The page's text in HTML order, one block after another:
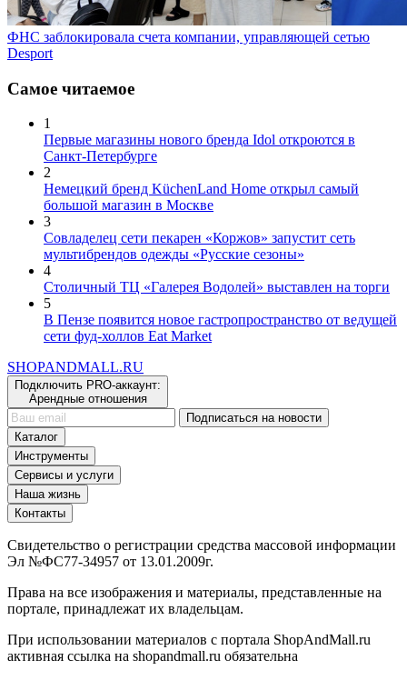
ФНС заблокировала счета компании, управляющей сетью
Desport
Первые магазины нового бренда Idol откроются в
Санкт-Петербурге
2
Немецкий бренд KüchenLand Home открыл самый
большой магазин в Москве
3
Совладелец сети пекарен «Коржов» запустит сеть
мультибрендов одежды «Русские сезоны»
4
Столичный ТЦ «Галерея Водолей» выставлен на торги
5
В Пензе появится новое гастропространство от ведущей
сети фуд-холлов Eat Market
Подключить PRO-аккаунт:
Арендные отношения
Каталог
Инструменты
Сервисы и услуги
Наша жизнь
Контакты
Эл №ФС77-34957 от 13.01.2009г.
портале, принадлежат их владельцам.
активная ссылка на shopandmall.ru обязательна